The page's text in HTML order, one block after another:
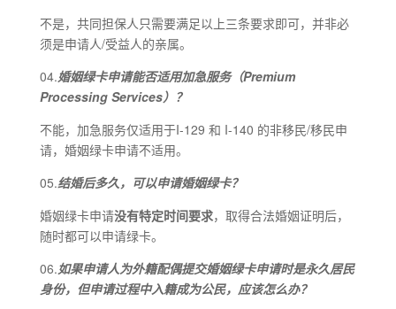
不是，共同担保人只需要满足以上三条要求即可，并非必
须是申请人/受益人的亲属。
04.婚姻绿卡申请能否适用加急服务（Premium
Processing Services）？
不能，加急服务仅适用于I-129 和 I-140 的非移民/移民申
请，婚姻绿卡申请不适用。
05.结婚后多久，可以申请婚姻绿卡？
婚姻绿卡申请没有特定时间要求，取得合法婚姻证明后，
随时都可以申请绿卡。
06.如果申请人为外籍配偶提交婚姻绿卡申请时是永久居民
身份，但申请过程中入籍成为公民，应该怎么办？